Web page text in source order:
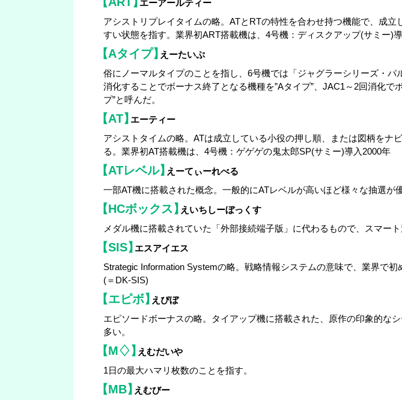
エーアールティー
アシストリプレイタイムの略。ATとRTの特性を合わせ持つ機能で、成
すい状態を指す。業界初ART搭載機は、4号機：ディスクアップ(サミー)
【Aタイプ】えーたいぷ
俗にノーマルタイプのことを指し、6号機では「ジャグラーシリーズ・
消化することでボーナス終了となる機種を”Aタイプ”、JAC1～2回消化
プ”と呼んだ。
【AT】エーティー
アシストタイムの略。ATは成立している小役の押し順、または図柄を
る。業界初AT搭載機は、4号機：ゲゲゲの鬼太郎SP(サミー)導入2000年
【ATレベル】えーてぃーれべる
一部AT機に搭載された概念。一般的にATレベルが高いほど様々な抽選が
【HCボックス】えいちしーぼっくす
メダル機に搭載されていた「外部接続端子版」に代わるもので、スマー
【SIS】エスアイエス
Strategic Information Systemの略。戦略情報システムの意味で、業界で
(＝DK-SIS)
【エピボ】えぴぼ
エピソードボーナスの略。タイアップ機に搭載された、原作の印象的な
多い。
【M♢】えむだいや
1日の最大ハマリ枚数のことを指す。
【MB】えむびー